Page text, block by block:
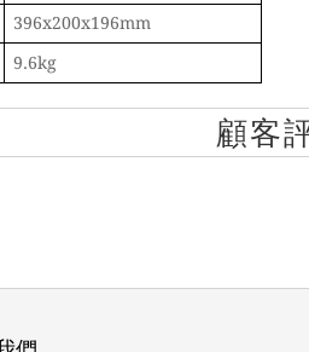
396x200x196mm
9.6kg
顧客